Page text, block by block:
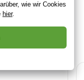
215